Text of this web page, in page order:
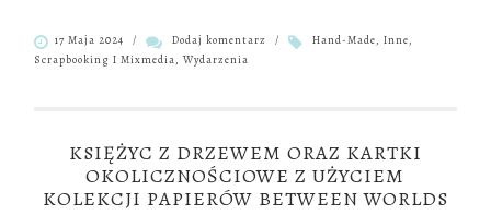
17 Maja 2024 / Dodaj komentarz / Hand-Made,Inne,
Scrapbooking I Mixmedia,Wydarzenia
KSIĘŻYC Z DRZEWEM ORAZ KARTKI
OKOLICZNOŚCIOWE Z UŻYCIEM
KOLEKCJI PAPIERÓW BETWEEN WORLDS